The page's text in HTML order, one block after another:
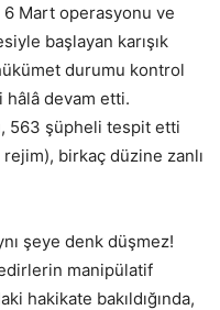
Mart operasyonu ve
başlayan karışık
durumu kontrol
hâlâ devam etti.
563 şüpheli tespit etti
birkaç düzine zanlı
şeye denk düşmez!
manipülatif
hakikate bakıldığında,